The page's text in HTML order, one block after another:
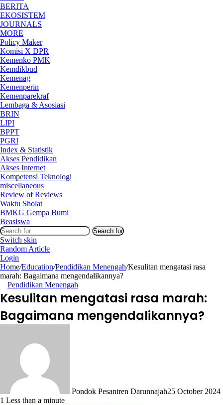
BERITA
EKOSISTEM
JOURNALS
MORE
Policy Maker
Komisi X DPR
Kemenko PMK
Kemdikbud
Kemenag
Kemenperin
Kemenparekraf
Lembaga & Asosiasi
BRIN
LIPI
BPPT
PGRI
Index & Statistik
Akses Pendidikan
Akses Internet
Kompetensi Teknologi
miscellaneous
Review of Reviews
Waktu Sholat
BMKG Gempa Bumi
Beasiswa
Search for
Switch skin
Random Article
Login
Home/Education/Pendidikan Menengah/Kesulitan mengatasi rasa
marah: Bagaimana mengendalikannya?
Pendidikan Menengah
Kesulitan mengatasi rasa marah:
Bagaimana mengendalikannya?
Pondok Pesantren Darunnajah25 October 2024
1 Less than a minute